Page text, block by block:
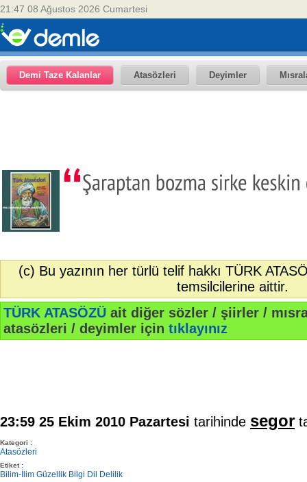
21:47 08 Ağustos 2026 Cumartesi
Demi Taze Kalanlar Atasözleri Deyimler
(c) Bu yazının her türlü telif hakkı TÜRK
temsilcilerine aittir.
TÜRK ATASÖZÜ ait diğer sözler / şiirler /
atasözleri / deyimler için tıklayınız
23:59 25 Ekim 2010 Pazartesi tarihinde segor
Kategori :
Atasözleri
Etiket :
Bilim-İlim Güzellik Bilgi Dil Delilik